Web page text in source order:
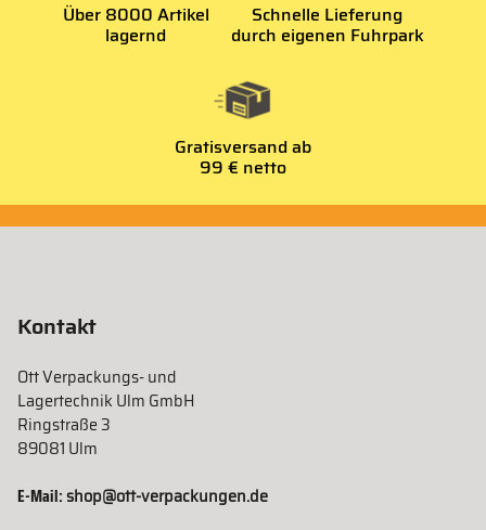
Über 8000 Artikel
lagernd
Schnelle Lieferung
durch eigenen Fuhrpark
Gratisversand ab
99 € netto
Kontakt
Ott Verpackungs- und
Lagertechnik Ulm GmbH
Ringstraße 3
89081 Ulm
E-Mail:shop@ott-verpackungen.de